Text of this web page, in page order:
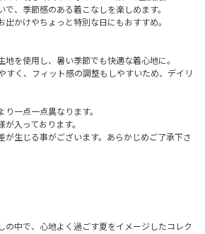
、季節感のある着こなしを楽しめます。
かけやちょっと特別な日にもおすすめ。
を使用し、暑い季節でも快適な着心地に。
すく、フィット感の調整もしやすいため、デイリ
一点一点異なります。
入っております。
生じる事がございます。あらかじめご了承下さ
の中で、心地よく過ごす夏をイメージしたコレク